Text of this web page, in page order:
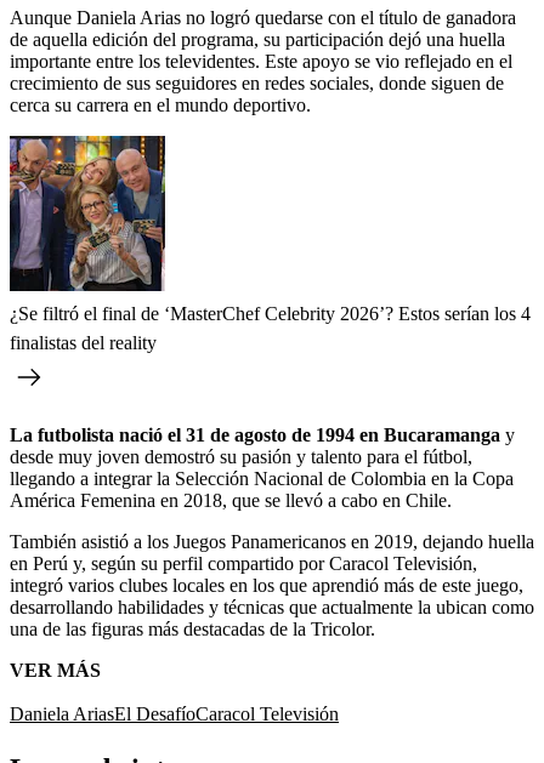
Aunque Daniela Arias no logró quedarse con el título de ganadora
de aquella edición del programa, su participación dejó una huella
importante entre los televidentes. Este apoyo se vio reflejado en el
crecimiento de sus seguidores en redes sociales, donde siguen de
cerca su carrera en el mundo deportivo.
¿Se filtró el final de ‘MasterChef Celebrity 2026’? Estos serían los 4
finalistas del reality
La futbolista nació el 31 de agosto de 1994 en Bucaramanga y
desde muy joven demostró su pasión y talento para el fútbol,
llegando a integrar la Selección Nacional de Colombia en la Copa
América Femenina en 2018, que se llevó a cabo en Chile.
También asistió a los Juegos Panamericanos en 2019, dejando huella
en Perú y, según su perfil compartido por Caracol Televisión,
integró varios clubes locales en los que aprendió más de este juego,
desarrollando habilidades y técnicas que actualmente la ubican como
una de las figuras más destacadas de la Tricolor.
VER MÁS
Daniela AriasEl DesafíoCaracol Televisión